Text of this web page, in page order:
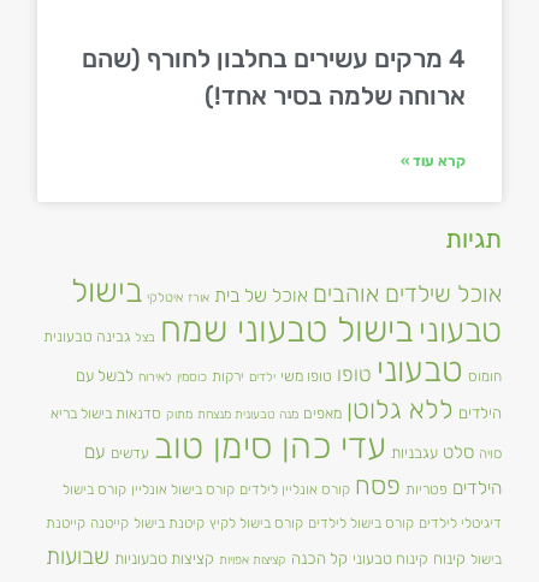
4 מרקים עשירים בחלבון לחורף (שהם
ארוחה שלמה בסיר אחד!)
קרא עוד »
תגיות
אוכל שילדים אוהבים אוכל של בית אורז איטלקי בישול
טבעוני בישול טבעוני שמח בצל גבינה טבעונית
חומוס טבעוני טופו טופו משי ילדים ירקות כוסמין לאירוח לבשל עם
הילדים ללא גלוטן מאפים מנה טבעונית מנצחת מתוק סדנאות בישול בריא
סויה סלט עגבניות עדי כהן סימן טוב עדשים עם
הילדים פטריות פסח קורס אונליין לילדים קורס בישול אונליין קורס בישול
דיגיטלי לילדים קורס בישול לילדים קורס בישול לקיץ קיטנת בישול קייטנה קייטנת
בישול קינוח קינוח טבעוני קל הכנה קציצות אפויות קציצות טבעוניות שבועות